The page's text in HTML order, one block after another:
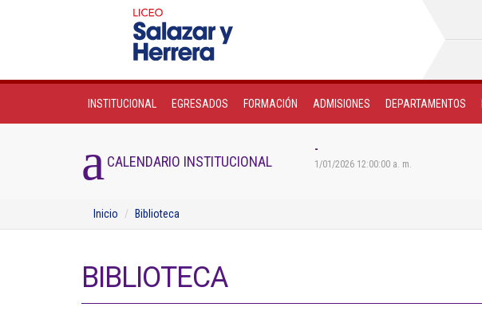
INSTITUCIONAL EGRESADOS FORMACIÓN ADMISIONES DEPARTAMENTOS
CALENDARIO INSTITUCIONAL
-
1/01/2026 12:00:00 a. m.
Inicio Biblioteca
BIBLIOTECA